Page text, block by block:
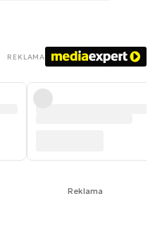
REKLAMA
Reklama